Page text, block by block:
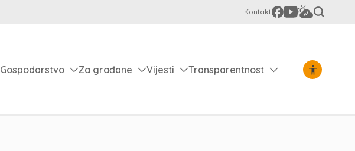
Kontakt
Gospodarstvo Za građane Vijesti Transparentnost